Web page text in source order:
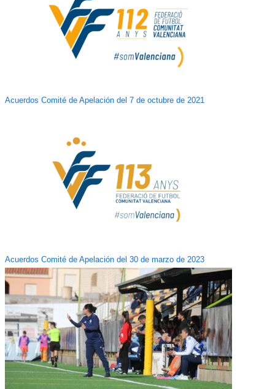
Acuerdos Comité de Apelación del 7 de octubre de 2021
Acuerdos Comité de Apelación del 30 de marzo de 2023